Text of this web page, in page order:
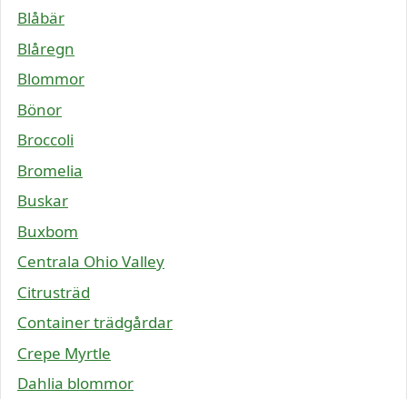
Blåbär
Blåregn
Blommor
Bönor
Broccoli
Bromelia
Buskar
Buxbom
Centrala Ohio Valley
Citrusträd
Container trädgårdar
Crepe Myrtle
Dahlia blommor